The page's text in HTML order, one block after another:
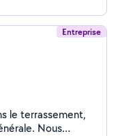
Entreprise
le terrassement,
Nous